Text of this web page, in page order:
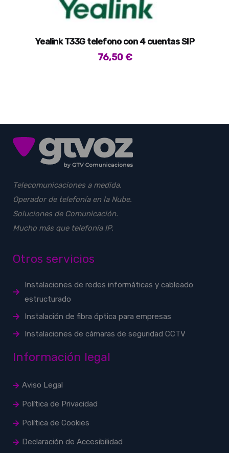
Yealink T33G telefono con 4 cuentas SIP
76,50€
Telecomunicaciones a medida.
Operador de telefonía en la Nube.
Soluciones de Comunicación.
Mucho más que telefonía IP.
Otros servicios
Instalaciones de redes informáticas y cableado
estructurado
Instalación de fibra óptica para empresas
Instalaciones de cámaras de seguridad CCTV
Información legal
Aviso Legal
Política de Privacidad
Política de Cookies
Declaración de Accesibilidad